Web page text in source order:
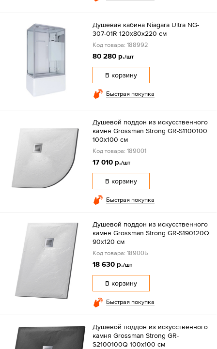
Душевая кабина Niagara Ultra NG-
307-01R 120х80х220 см
Код товара: 188992
80 280 р./шт
В корзину
Быстрая покупка
Душевой поддон из искусственного
камня Grossman Strong GR-S1100100
100х100 см
Код товара: 189001
17 010 р./шт
В корзину
Быстрая покупка
Душевой поддон из искусственного
камня Grossman Strong GR-S190120Q
90х120 см
Код товара: 189005
18 630 р./шт
В корзину
Быстрая покупка
Душевой поддон из искусственного
камня Grossman Strong GR-
S2100100Q 100х100 см